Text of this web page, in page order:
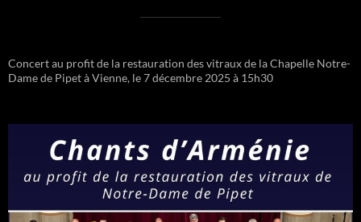
Concert au profit de la restauration des vitraux de la Chapelle Notre-
Dame de Pipet à Vienne, le 7 décembre 2025 à 15h30